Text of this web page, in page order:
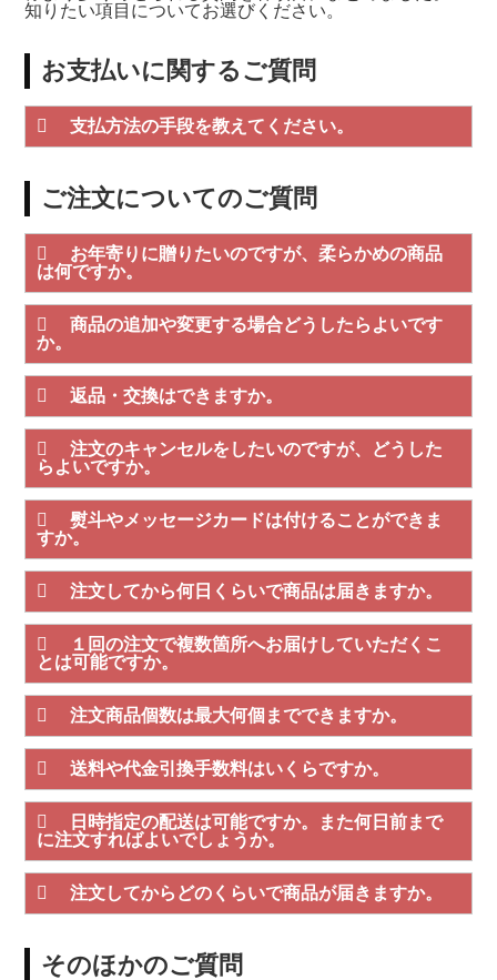
知りたい項目についてお選びください。
お支払いに関するご質問
支払方法の手段を教えてください。
ご注文についてのご質問
お年寄りに贈りたいのですが、柔らかめの商品
は何ですか。
商品の追加や変更する場合どうしたらよいです
か。
返品・交換はできますか。
注文のキャンセルをしたいのですが、どうした
らよいですか。
熨斗やメッセージカードは付けることができま
すか。
注文してから何日くらいで商品は届きますか。
１回の注文で複数箇所へお届けしていただくこ
とは可能ですか。
注文商品個数は最大何個までできますか。
送料や代金引換手数料はいくらですか。
日時指定の配送は可能ですか。また何日前まで
に注文すればよいでしょうか。
注文してからどのくらいで商品が届きますか。
そのほかのご質問